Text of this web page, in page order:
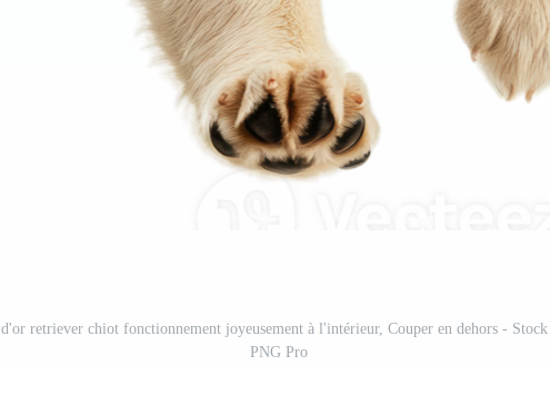
d'or retriever chiot fonctionnement joyeusement à l'intérieur, Couper en dehors - Stock .
PNG Pro